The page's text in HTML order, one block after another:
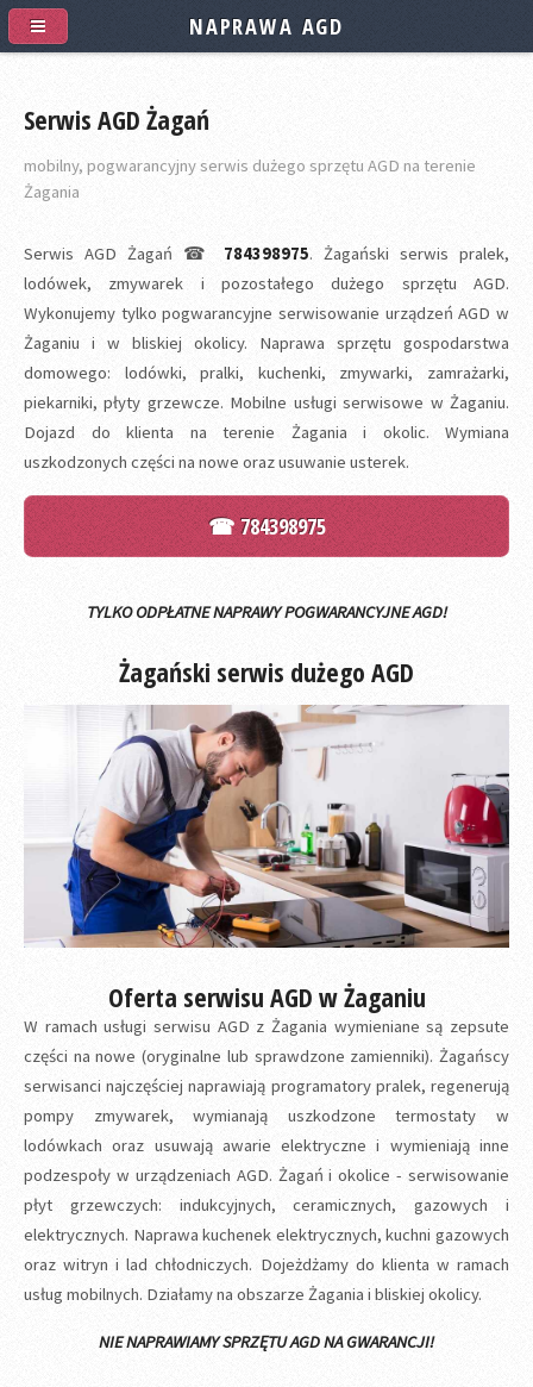
Serwis AGD Żagań
mobilny, pogwarancyjny serwis dużego sprzętu AGD na terenie
Żagania
Serwis AGD Żagań ☎ 784398975. Żagański serwis pralek,
lodówek, zmywarek i pozostałego dużego sprzętu AGD.
Wykonujemy tylko pogwarancyjne serwisowanie urządzeń AGD w
Żaganiu i w bliskiej okolicy. Naprawa sprzętu gospodarstwa
domowego: lodówki, pralki, kuchenki, zmywarki, zamrażarki,
piekarniki, płyty grzewcze. Mobilne usługi serwisowe w Żaganiu.
Dojazd do klienta na terenie Żagania i okolic. Wymiana
uszkodzonych części na nowe oraz usuwanie usterek.
☎ 784398975
TYLKO ODPŁATNE NAPRAWY POGWARANCYJNE AGD!
Żagański serwis dużego AGD
Oferta serwisu AGD w Żaganiu
W ramach usługi serwisu AGD z Żagania wymieniane są zepsute
części na nowe (oryginalne lub sprawdzone zamienniki). Żagańscy
serwisanci najczęściej naprawiają programatory pralek, regenerują
pompy zmywarek, wymianają uszkodzone termostaty w
lodówkach oraz usuwają awarie elektryczne i wymieniają inne
podzespoły w urządzeniach AGD. Żagań i okolice - serwisowanie
płyt grzewczych: indukcyjnych, ceramicznych, gazowych i
elektrycznych. Naprawa kuchenek elektrycznych, kuchni gazowych
oraz witryn i lad chłodniczych. Dojeżdżamy do klienta w ramach
usług mobilnych. Działamy na obszarze Żagania i bliskiej okolicy.
NIE NAPRAWIAMY SPRZĘTU AGD NA GWARANCJI!
NAPRAWA AGD